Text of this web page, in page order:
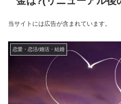
当サイトには広告が含まれています。
恋愛・恋活/婚活・結婚